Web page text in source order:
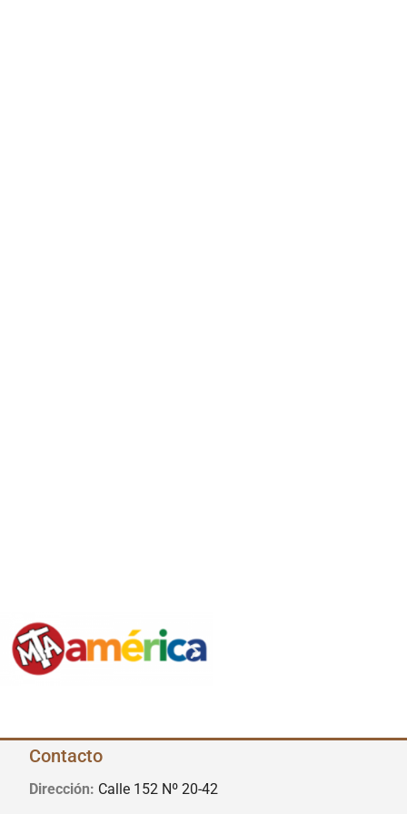
Contacto
Dirección: Calle 152 Nº 20-42